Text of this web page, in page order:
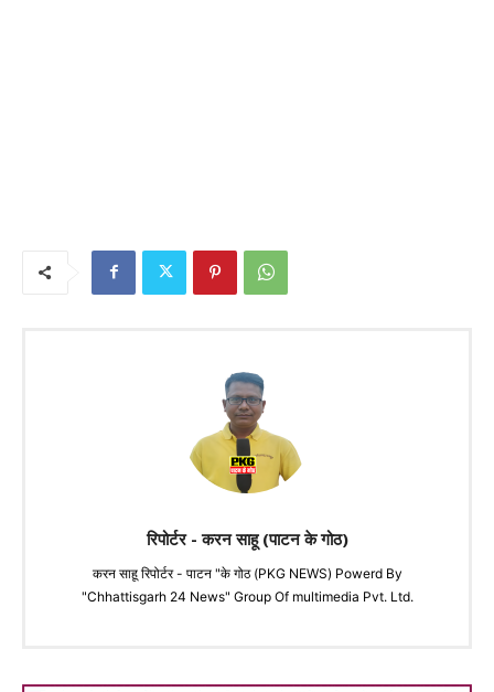
रिपोर्टर - करन साहू (पाटन के गोठ)
करन साहू रिपोर्टर - पाटन "के गोठ (PKG NEWS) Powerd By
"Chhattisgarh 24 News" Group Of multimedia Pvt. Ltd.